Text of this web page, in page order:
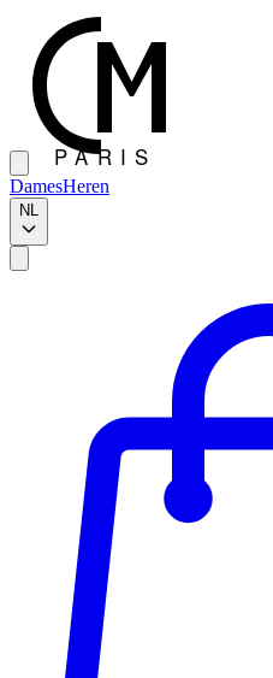
DamesHeren
NL